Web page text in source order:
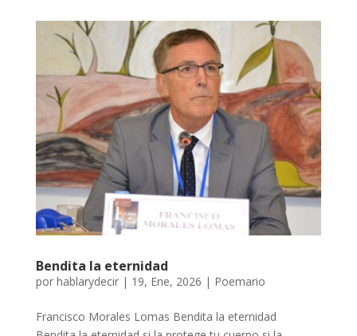
Bendita la eternidad
por hablarydecir| 19, Ene, 2026 | Poemario
Francisco Morales Lomas Bendita la eternidad